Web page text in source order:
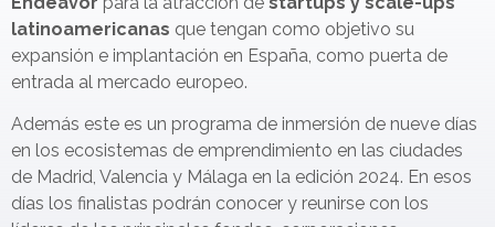
latinoamericanas que tengan como objetivo su
expansión e implantación en España, como puerta de
entrada al mercado europeo.
Además este es un programa de inmersión de nueve días
en los ecosistemas de emprendimiento en las ciudades
de Madrid, Valencia y Málaga en la edición 2024. En esos
días los finalistas podrán conocer y reunirse con los